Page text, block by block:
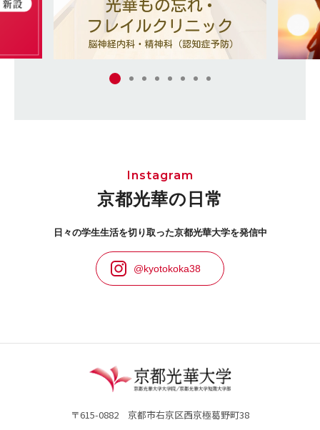
Instagram
京都光華の日常
日々の学生生活を切り取った京都光華大学を発信中
@kyotokoka38
〒615-0882 京都市右京区西京極葛野町38